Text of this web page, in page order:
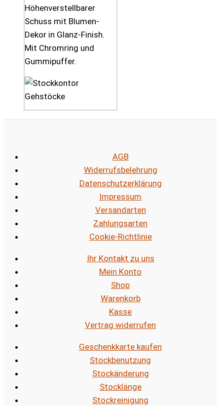
Höhenverstellbarer
Schuss mit Blumen-
Dekor in Glanz-Finish.
Mit Chromring und
Gummipuffer.
AGB
Widerrufsbelehrung
Datenschutzerklärung
Impressum
Versandarten
Zahlungsarten
Cookie-Richtlinie
Ihr Kontakt zu uns
Mein Konto
Shop
Warenkorb
Kasse
Vertrag widerrufen
Geschenkkarte kaufen
Stockbenutzung
Stockänderung
Stocklänge
Stockreinigung